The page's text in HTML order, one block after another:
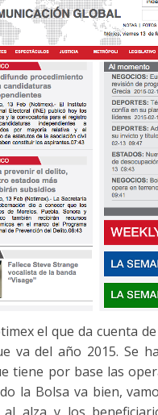
el que da cuenta
va del año 2015. Se
tiene por base las
la Bolsa va bien,